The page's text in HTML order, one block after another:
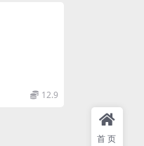
12.9
首页